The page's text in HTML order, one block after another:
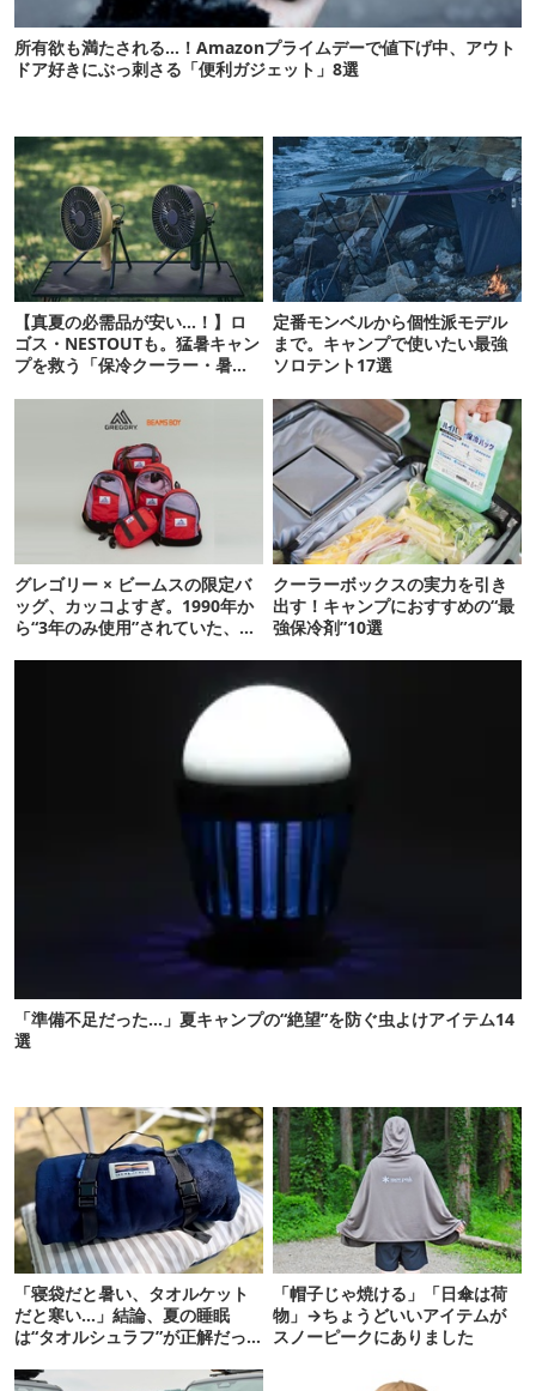
所有欲も満たされる…！Amazonプライムデーで値下げ中、アウト
ドア好きにぶっ刺さる「便利ガジェット」8選
【真夏の必需品が安い…！】ロ
ゴス・NESTOUTも。猛暑キャン
プを救う「保冷クーラー・暑さ
定番モンベルから個性派モデル
まで。キャンプで使いたい最強
ソロテント17選
グレゴリー × ビームスの限定バ
ッグ、カッコよすぎ。1990年か
ら“3年のみ使用”されていた、紫
クーラーボックスの実力を引き
出す！キャンプにおすすめの“最
強保冷剤”10選
「準備不足だった…」夏キャンプの“絶望”を防ぐ虫よけアイテム14
選
「寝袋だと暑い、タオルケット
だと寒い…」結論、夏の睡眠
は“タオルシュラフ”が正解だっ
「帽子じゃ焼ける」「日傘は荷
物」→ちょうどいいアイテムが
スノーピークにありました